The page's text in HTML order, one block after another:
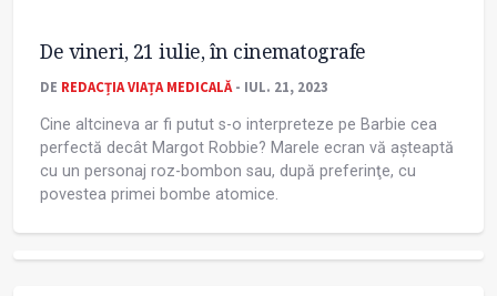
De vineri, 21 iulie, în cinematografe
DE REDACȚIA VIAȚA MEDICALĂ- IUL. 21, 2023
Cine altcineva ar fi putut s-o interpreteze pe Barbie cea
perfectă decât Margot Robbie? Marele ecran vă așteaptă
cu un personaj roz-bombon sau, după preferinţe, cu
povestea primei bombe atomice.